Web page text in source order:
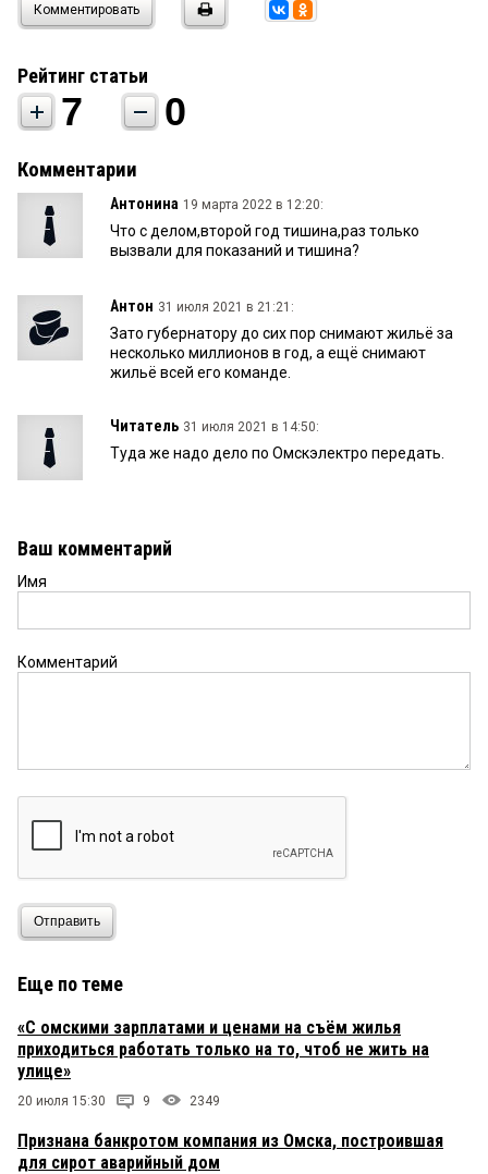
Комментировать
Рейтинг статьи
7 0
Комментарии
Антонина 19 марта 2022 в 12:20:
Что с делом,второй год тишина,раз только
вызвали для показаний и тишина?
Антон 31 июля 2021 в 21:21:
Зато губернатору до сих пор снимают жильё за
несколько миллионов в год, а ещё снимают
жильё всей его команде.
Читатель 31 июля 2021 в 14:50:
Туда же надо дело по Омскэлектро передать.
Ваш комментарий
Имя
Комментарий
Отправить
Еще по теме
«С омскими зарплатами и ценами на съём жилья
приходиться работать только на то, чтоб не жить на
улице»
20 июля 15:30 9 2349
Признана банкротом компания из Омска, построившая
для сирот аварийный дом